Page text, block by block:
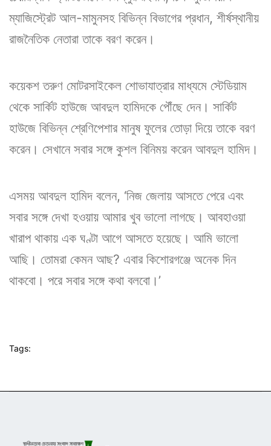
ম্যাজিস্ট্রেট আল-মামুনসহ বিভিন্ন বিভাগের প্রধান, শীর্ষস্থানীয়
রাজনৈতিক নেতারা তাকে বরণ করেন।
কয়েকশ তরুণ মোটরসাইকেল শোভাযাত্রার মাধ্যমে স্টেডিয়াম
থেকে সার্কিট হাউজে আবদুল হামিদকে পৌঁছে দেন। সার্কিট
হাউজে বিভিন্ন শ্রেণিপেশার মানুষ ফুলের তোড়া দিয়ে তাকে বরণ
করেন। সেখানে সবার সঙ্গে কুশল বিনিময় করেন আবদুল হামিদ।
এসময় আবদুল হামিদ বলেন, ‘নিজ জেলায় আসতে পেরে এবং
সবার সঙ্গে দেখা হওয়ায় আমার খুব ভালো লাগছে। আবহাওয়া
খারাপ থাকায় এক ঘণ্টা আগে আসতে হয়েছে। আমি ভালো
আছি। তোমরা কেমন আছ? এবার কিশোরগঞ্জে অনেক দিন
থাকবো। পরে সবার সঙ্গে কথা বলবো।’
Tags: